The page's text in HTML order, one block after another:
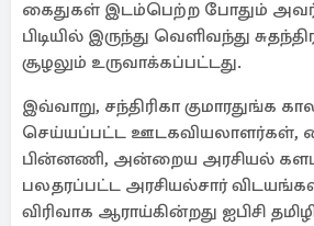
கைதுகள் இடம்பெற்ற போதும்
பிடியில் இருந்து வெளிவந்து
சூழலும் உருவாக்கப்பட்டது.
இவ்வாறு, சந்திரிகா குமாரதுங்க
செய்யப்பட்ட ஊடகவியலாளர்கள்,
பின்னணி, அன்றைய அரசியல்
பலதரப்பட்ட அரசியல்சார்
விரிவாக ஆராய்கின்றது ஐபிசி